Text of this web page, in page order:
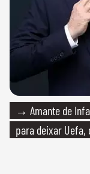
→ Amante de
para deixar Uefa,